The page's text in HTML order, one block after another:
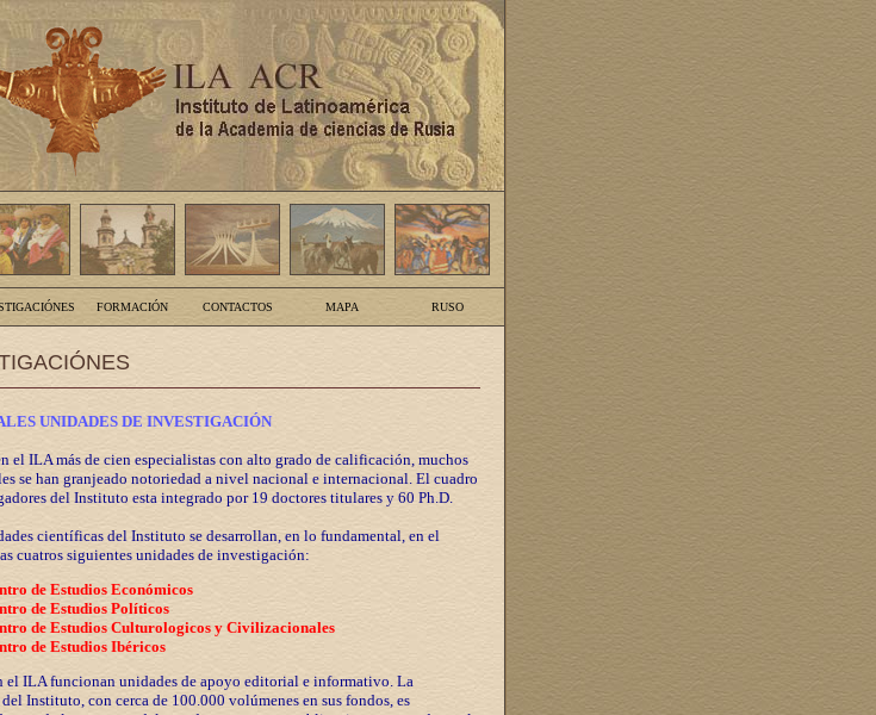
FORMACIÓN CONTACTOS MAPA RUSO
UNIDADES DE INVESTIGACIÓN
el ILA más de cien especialistas con alto grado de calificación, muchos
se han granjeado notoriedad a nivel nacional e internacional. El cuadro
del Instituto esta integrado por 19 doctores titulares y 60 Ph.D.
científicas del Instituto se desarrollan, en lo fundamental, en el
cuatros siguientes unidades de investigación:
de Estudios Económicos
de Estudios Políticos
de Estudios Culturologicos y Civilizacionales
de Estudios Ibéricos
el ILA funcionan unidades de apoyo editorial e informativo. La
Instituto, con cerca de 100.000 volúmenes en sus fondos, es